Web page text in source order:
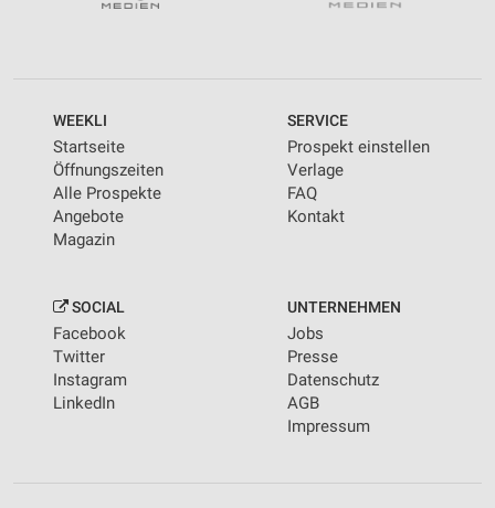
WEEKLI
Startseite
Öffnungszeiten
Alle Prospekte
Angebote
Magazin
SERVICE
Prospekt einstellen
Verlage
FAQ
Kontakt
SOCIAL
Facebook
Twitter
Instagram
LinkedIn
UNTERNEHMEN
Jobs
Presse
Datenschutz
AGB
Impressum